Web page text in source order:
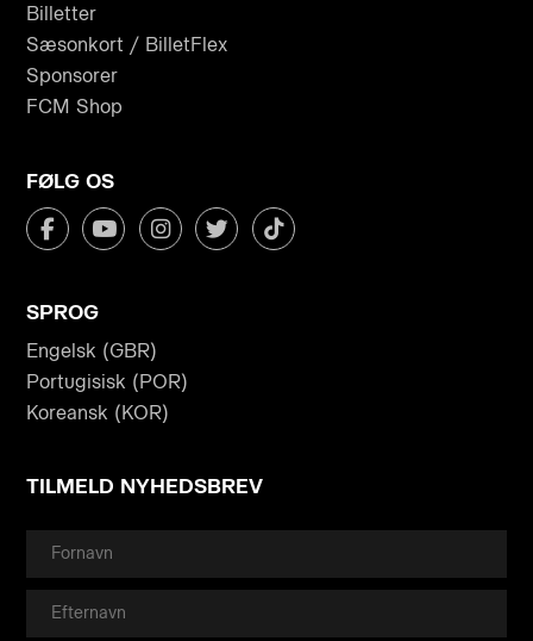
Billetter
Sæsonkort / BilletFlex
Sponsorer
FCM Shop
FØLG OS
SPROG
Engelsk (GBR)
Portugisisk (POR)
Koreansk (KOR)
TILMELD NYHEDSBREV